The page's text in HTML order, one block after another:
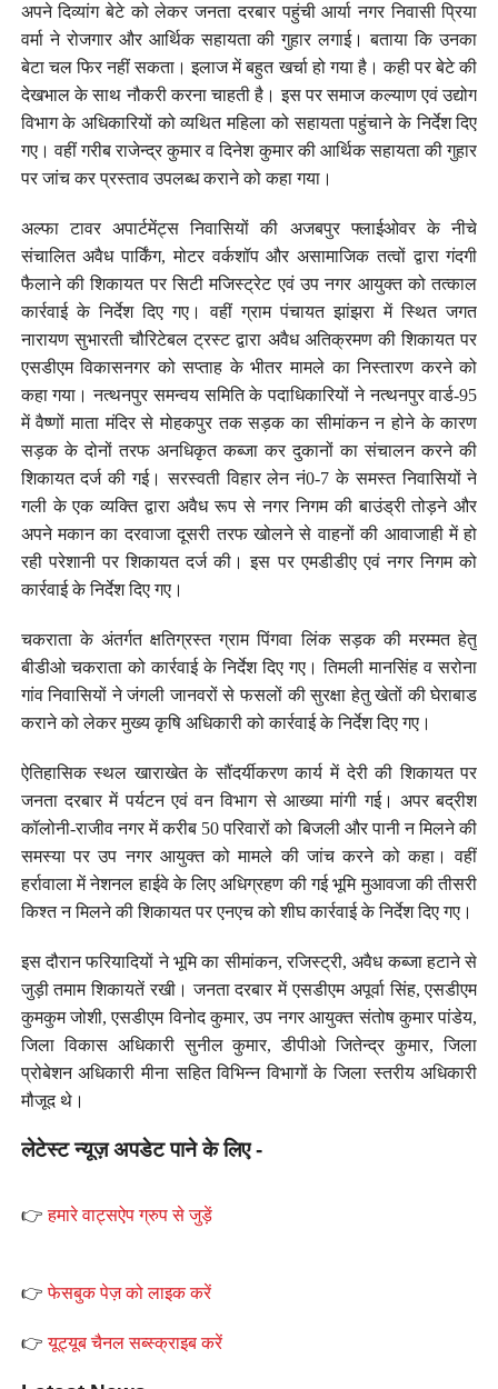
अपने दिव्यांग बेटे को लेकर जनता दरबार पहुंची आर्या नगर निवासी प्रिया
वर्मा ने रोजगार और आर्थिक सहायता की गुहार लगाई। बताया कि उनका
बेटा चल फिर नहीं सकता। इलाज में बहुत खर्चा हो गया है। कही पर बेटे की
देखभाल के साथ नौकरी करना चाहती है। इस पर समाज कल्याण एवं उद्योग
विभाग के अधिकारियों को व्यथित महिला को सहायता पहुंचाने के निर्देश दिए
गए। वहीं गरीब राजेन्द्र कुमार व दिनेश कुमार की आर्थिक सहायता की गुहार
पर जांच कर प्रस्ताव उपलब्ध कराने को कहा गया।
अल्फा टावर अपार्टमेंट्स निवासियों की अजबपुर फ्लाईओवर के नीचे
संचालित अवैध पार्किंग, मोटर वर्कशॉप और असामाजिक तत्वों द्वारा गंदगी
फैलाने की शिकायत पर सिटी मजिस्ट्रेट एवं उप नगर आयुक्त को तत्काल
कार्रवाई के निर्देश दिए गए। वहीं ग्राम पंचायत झांझरा में स्थित जगत
नारायण सुभारती चौरिटेबल ट्रस्ट द्वारा अवैध अतिक्रमण की शिकायत पर
एसडीएम विकासनगर को सप्ताह के भीतर मामले का निस्तारण करने को
कहा गया। नत्थनपुर समन्वय समिति के पदाधिकारियों ने नत्थनपुर वार्ड-95
में वैष्णों माता मंदिर से मोहकपुर तक सड़क का सीमांकन न होने के कारण
सड़क के दोनों तरफ अनधिकृत कब्जा कर दुकानों का संचालन करने की
शिकायत दर्ज की गई। सरस्वती विहार लेन नं0-7 के समस्त निवासियों ने
गली के एक व्यक्ति द्वारा अवैध रूप से नगर निगम की बाउंड्री तोड़ने और
अपने मकान का दरवाजा दूसरी तरफ खोलने से वाहनों की आवाजाही में हो
रही परेशानी पर शिकायत दर्ज की। इस पर एमडीडीए एवं नगर निगम को
कार्रवाई के निर्देश दिए गए।
चकराता के अंतर्गत क्षतिग्रस्त ग्राम पिंगवा लिंक सड़क की मरम्मत हेतु
बीडीओ चकराता को कार्रवाई के निर्देश दिए गए। तिमली मानसिंह व सरोना
गांव निवासियों ने जंगली जानवरों से फसलों की सुरक्षा हेतु खेतों की घेराबाड
कराने को लेकर मुख्य कृषि अधिकारी को कार्रवाई के निर्देश दिए गए।
ऐतिहासिक स्थल खाराखेत के सौंदर्यीकरण कार्य में देरी की शिकायत पर
जनता दरबार में पर्यटन एवं वन विभाग से आख्या मांगी गई। अपर बद्रीश
कॉलोनी-राजीव नगर में करीब 50 परिवारों को बिजली और पानी न मिलने की
समस्या पर उप नगर आयुक्त को मामले की जांच करने को कहा। वहीं
हर्रावाला में नेशनल हाईवे के लिए अधिग्रहण की गई भूमि मुआवजा की तीसरी
किश्त न मिलने की शिकायत पर एनएच को शीघ कार्रवाई के निर्देश दिए गए।
इस दौरान फरियादियों ने भूमि का सीमांकन, रजिस्ट्री, अवैध कब्जा हटाने से
जुड़ी तमाम शिकायतें रखी। जनता दरबार में एसडीएम अपूर्वा सिंह, एसडीएम
कुमकुम जोशी, एसडीएम विनोद कुमार, उप नगर आयुक्त संतोष कुमार पांडेय,
जिला विकास अधिकारी सुनील कुमार, डीपीओ जितेन्द्र कुमार, जिला
प्रोबेशन अधिकारी मीना सहित विभिन्न विभागों के जिला स्तरीय अधिकारी
मौजूद थे।
लेटेस्ट न्यूज़ अपडेट पाने के लिए -
👉हमारे वाट्सऐप ग्रुप से जुड़ें
👉फेसबुक पेज़ को लाइक करें
👉यूट्यूब चैनल सब्स्क्राइब करें